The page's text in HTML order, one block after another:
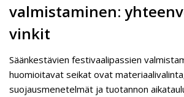
valmistaminen:
vinkit
Säänkestävien festivaalipassien
huomioitavat seikat ovat
suojausmenetelmät ja tuotannon